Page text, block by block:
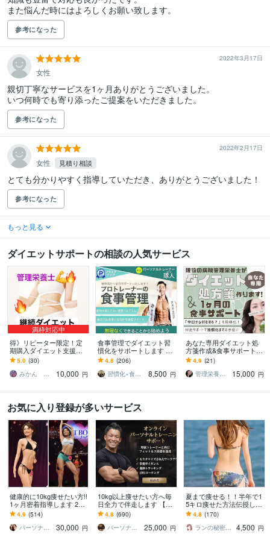
また悩んだ時にはよろしくお願い致します。
参考になった
2022年3月17日
女性
親切丁寧なサービスを1ヶ月ありがとうございました。
いつ何時でも寄り添ったご提案をいただきました。
参考になった
2022年2月17日
女性 見積り相談
とても分かりやすく指導していただき、ありがとうございました！
参考になった
もっと見る
ダイエットサポートの相談の人気サービス
満枠対応中
得》リピーター限定！定
期購入ダイエット支援し
ます ２ヶ月目以降よりお
得にダイエット継続プラ
ン！よりお得に！
5.0 (30)
みかん ✳︎管理栄養士✳︎
10,000 円
食事管理でダイエット習
慣化をサポートします 無
理な制限なし！続く食事
改善サポート
4.8 (206)
習慣化×食事改善ダイエットコーチ｜琢人
8,500 円
あなた専用ダイエット処
方箋作成&食事サポートし
ます 年間1,000件栄養指導
する現役の病院管理栄養
士が全力伴走！
4.9 (21)
管理栄養士つき
15,000 円
お気に入り登録が多いサービス
健康的に10kg痩せたい方!!
1ヶ月密着指導します 20k
g痩せたプロトレーナーに
よる食事と運動サポート!!
4.9 (514)
パーソナルトレーナーYUKINA
30,000 円
10kg以上痩せたい方へ毎
日全力で伴走します 【残
り1名様】通常42,000円 →
25,000円（税抜）
4.8 (690)
パーソナルトレーナーJTタク
25,000 円
夏まで痩せる！！半年で1
5キロ痩せた方法伝授しま
す お腹と太ももとお尻が
キュッ！変わる7日間ダイ
エット！痩せ食事
4.8 (170)
ランの秘密の小部屋
4,500 円